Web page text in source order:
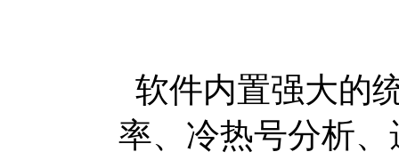
软件内置强大的
率、冷热号分析